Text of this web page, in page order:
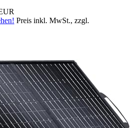
Preis inkl. MwSt., zzgl.